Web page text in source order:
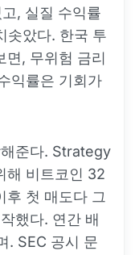
, 실질 수익률
솟았다. 한국 투
면, 무위험 금리
익률은 기회가
준다. Strategy
해 비트코인 32
첫 매도다 그
했다. 연간 배
. SEC 공시 문